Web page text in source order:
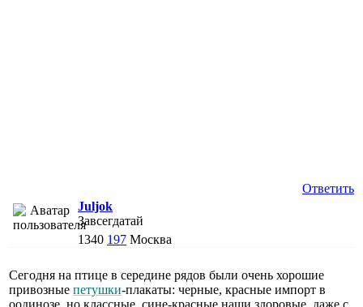
Ответить
Juljok
Завсегдатай
1340 197 Москва
Сегодня на птице в середине рядов были очень хорошие
привозные петушки-плакаты: черные, красные импорт в
оодинозе, но классные, сине-красные наши здоровые, даже с